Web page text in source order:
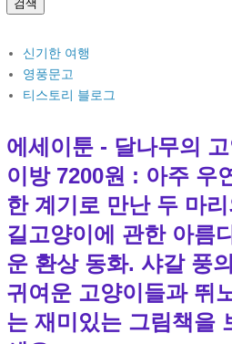
신기한 여행
영풍문고
티스토리 블로그
에세이툰 - 달나무의
이방 7200원 : 아주 우
한 계기로 만난 두 마리
길고양이에 관한 아름
운 환상 동화. 샤갈 풍의
귀여운 고양이들과 뛰
는 재미있는 그림책을